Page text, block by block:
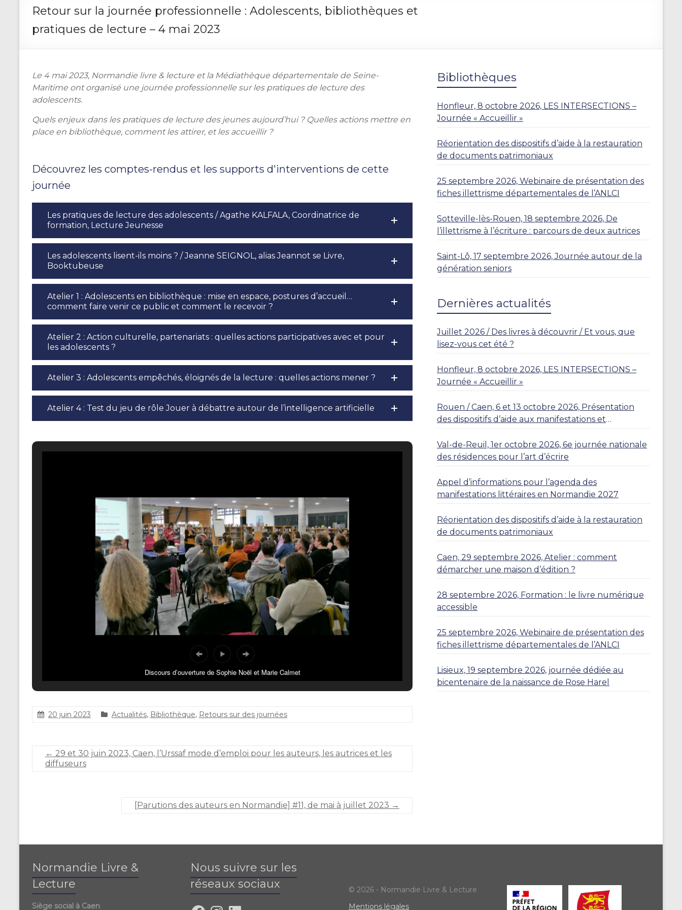
Retour sur la journée professionnelle : Adolescents, bibliothèques et
pratiques de lecture – 4 mai 2023
Le 4 mai 2023, Normandie livre & lecture et la Médiathèque départementale de Seine-
Maritime ont organisé une journée professionnelle sur les pratiques de lecture des
adolescents.
Quels enjeux dans les pratiques de lecture des jeunes aujourd’hui ? Quelles actions mettre en
place en bibliothèque, comment les attirer, et les accueillir ?
Découvrez les comptes-rendus et les supports d'interventions de cette
journée
Les pratiques de lecture des adolescents / Agathe KALFALA, Coordinatrice de
formation, Lecture Jeunesse
Les adolescents lisent-ils moins ? / Jeanne SEIGNOL, alias Jeannot se Livre,
Booktubeuse
Atelier 1 : Adolescents en bibliothèque : mise en espace, postures d’accueil…
comment faire venir ce public et comment le recevoir ?
Atelier 2 : Action culturelle, partenariats : quelles actions participatives avec et pour
les adolescents ?
Atelier 3 : Adolescents empêchés, éloignés de la lecture : quelles actions mener ?
Atelier 4 : Test du jeu de rôle Jouer à débattre autour de l’intelligence artificielle
Discours d’ouverture de Sophie Noël et Marie Calmet
20 juin 2023 Actualités, Bibliothèque, Retours sur des journées
← 29 et 30 juin 2023, Caen, l’Urssaf mode d’emploi pour les auteurs, les autrices et les
diffuseurs
[Parutions des auteurs en Normandie] #11, de mai à juillet 2023 →
Bibliothèques
Honfleur, 8 octobre 2026, LES INTERSECTIONS –
Journée « Accueillir »
Réorientation des dispositifs d’aide à la restauration
de documents patrimoniaux
25 septembre 2026, Webinaire de présentation des
fiches illettrisme départementales de l’ANLCI
Sotteville-lès-Rouen, 18 septembre 2026, De
l’illettrisme à l’écriture : parcours de deux autrices
Saint-Lô, 17 septembre 2026, Journée autour de la
génération seniors
Dernières actualités
Juillet 2026 / Des livres à découvrir / Et vous, que
lisez-vous cet été ?
Honfleur, 8 octobre 2026, LES INTERSECTIONS –
Journée « Accueillir »
Rouen / Caen, 6 et 13 octobre 2026, Présentation
des dispositifs d’aide aux manifestations et
Val-de-Reuil, 1er octobre 2026, 6e journée nationale
des résidences pour l’art d’écrire
Appel d’informations pour l’agenda des
manifestations littéraires en Normandie 2027
Réorientation des dispositifs d’aide à la restauration
de documents patrimoniaux
Caen, 29 septembre 2026, Atelier : comment
démarcher une maison d’édition ?
28 septembre 2026, Formation : le livre numérique
accessible
25 septembre 2026, Webinaire de présentation des
fiches illettrisme départementales de l’ANLCI
Lisieux, 19 septembre 2026, journée dédiée au
bicentenaire de la naissance de Rose Harel
Normandie Livre &
Lecture
Siège social à Caen
Nous suivre sur les
réseaux sociaux
© 2026 - Normandie Livre & Lecture
Mentions légales